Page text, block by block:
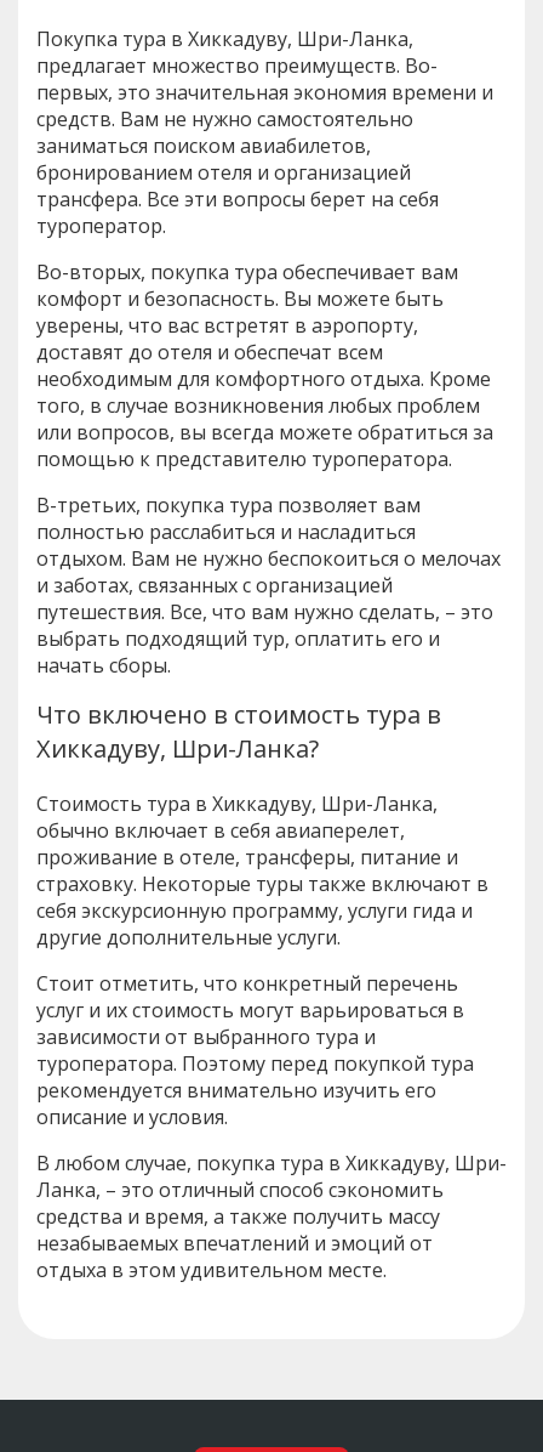
Покупка тура в Хиккадуву, Шри-Ланка,
предлагает множество преимуществ. Во-
первых, это значительная экономия времени и
средств. Вам не нужно самостоятельно
заниматься поиском авиабилетов,
бронированием отеля и организацией
трансфера. Все эти вопросы берет на себя
туроператор.
Во-вторых, покупка тура обеспечивает вам
комфорт и безопасность. Вы можете быть
уверены, что вас встретят в аэропорту,
доставят до отеля и обеспечат всем
необходимым для комфортного отдыха. Кроме
того, в случае возникновения любых проблем
или вопросов, вы всегда можете обратиться за
помощью к представителю туроператора.
В-третьих, покупка тура позволяет вам
полностью расслабиться и насладиться
отдыхом. Вам не нужно беспокоиться о мелочах
и заботах, связанных с организацией
путешествия. Все, что вам нужно сделать, – это
выбрать подходящий тур, оплатить его и
начать сборы.
Что включено в стоимость тура в
Хиккадуву, Шри-Ланка?
Стоимость тура в Хиккадуву, Шри-Ланка,
обычно включает в себя авиаперелет,
проживание в отеле, трансферы, питание и
страховку. Некоторые туры также включают в
себя экскурсионную программу, услуги гида и
другие дополнительные услуги.
Стоит отметить, что конкретный перечень
услуг и их стоимость могут варьироваться в
зависимости от выбранного тура и
туроператора. Поэтому перед покупкой тура
рекомендуется внимательно изучить его
описание и условия.
В любом случае, покупка тура в Хиккадуву, Шри-
Ланка, – это отличный способ сэкономить
средства и время, а также получить массу
незабываемых впечатлений и эмоций от
отдыха в этом удивительном месте.